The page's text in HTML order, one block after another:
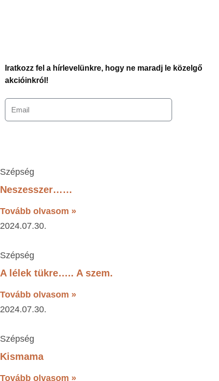
Iratkozz fel a hírlevelünkre, hogy ne maradj le közelgő
akcióinkról!
Szépség
Neszesszer……
Tovább olvasom »
2024.07.30.
Szépség
A lélek tükre….. A szem.
Tovább olvasom »
2024.07.30.
Szépség
Kismama
Tovább olvasom »